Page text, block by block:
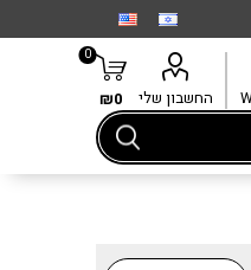
החשבון שלי
0
₪0